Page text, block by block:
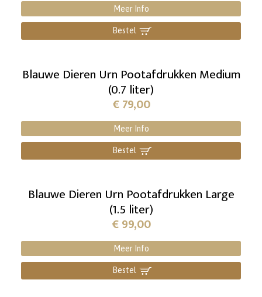
Meer Info
Bestel ]
Blauwe Dieren Urn Pootafdrukken Medium
(0.7 liter)
€79,00
Meer Info
Bestel ]
Blauwe Dieren Urn Pootafdrukken Large
(1.5 liter)
€99,00
Meer Info
Bestel ]